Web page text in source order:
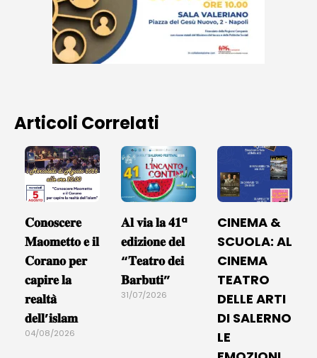
Articoli Correlati
𝐂𝐨𝐧𝐨𝐬𝐜𝐞𝐫𝐞
𝐌𝐚𝐨𝐦𝐞𝐭𝐭𝐨 𝐞 𝐢𝐥
𝐂𝐨𝐫𝐚𝐧𝐨 𝐩𝐞𝐫
𝐜𝐚𝐩𝐢𝐫𝐞 𝐥𝐚
𝐫𝐞𝐚𝐥𝐭𝐚̀
𝐝𝐞𝐥𝐥’𝐢𝐬𝐥𝐚𝐦
04/08/2026
𝐀𝐥 𝐯𝐢𝐚 𝐥𝐚 𝟒𝟏ª
𝐞𝐝𝐢𝐳𝐢𝐨𝐧𝐞 𝐝𝐞𝐥
“𝐓𝐞𝐚𝐭𝐫𝐨 𝐝𝐞𝐢
𝐁𝐚𝐫𝐛𝐮𝐭𝐢”
31/07/2026
CINEMA &
SCUOLA: AL
CINEMA
TEATRO
DELLE ARTI
DI SALERNO
LE